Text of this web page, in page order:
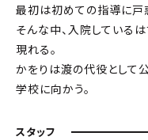
最初は初めての指導に戸
そんな中、入院している
現れる。
かをりは渡の代役として
学校に向かう。
スタッフ